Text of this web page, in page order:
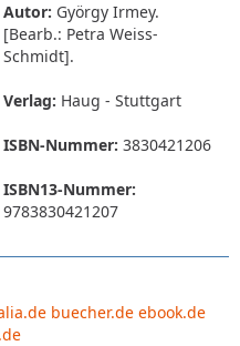
Autor: György Irmey.
[Bearb.: Petra Weiss-
Schmidt].
Verlag: Haug - Stuttgart
ISBN-Nummer: 3830421206
ISBN13-Nummer:
9783830421207
buecher.de ebook.de